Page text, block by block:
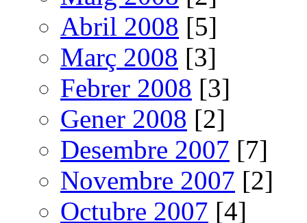
Abril 2008 [5]
Març 2008 [3]
Febrer 2008 [3]
Gener 2008 [2]
Desembre 2007 [7]
Novembre 2007 [2]
Octubre 2007 [4]